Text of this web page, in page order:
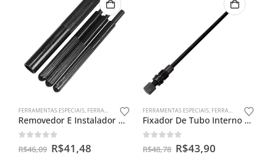
FERRAMENTAS ESPECIAIS, FERRAMENTAS PARA VÁLVULAS
Removedor E Instalador De Guia Valvulas P/ Moto Universal
out of 5
R$46,09 R$41,48
FERRAMENTAS ESPECIAIS, FERRAMENTAS PARA BENGALAS
Fixador De Tubo Interno Cg 150
out of 5
R$48,78 R$43,90